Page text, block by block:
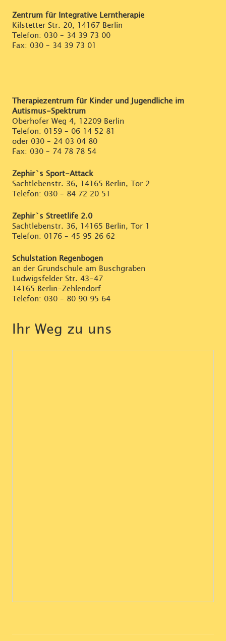
Zentrum für Integrative Lerntherapie
Kilstetter Str. 20, 14167 Berlin
Telefon: 030 – 34 39 73 00
Fax: 030 – 34 39 73 01
Therapiezentrum für Kinder und Jugendliche im
Autismus-Spektrum
Oberhofer Weg 4, 12209 Berlin
Telefon: 0159 – 06 14 52 81
oder 030 – 24 03 04 80
Fax: 030 – 74 78 78 54
Zephir`s Sport-Attack
Sachtlebenstr. 36, 14165 Berlin, Tor 2
Telefon: 030 – 84 72 20 51
Zephir`s Streetlife 2.0
Sachtlebenstr. 36, 14165 Berlin, Tor 1
Telefon: 0176 – 45 95 26 62
Schulstation Regenbogen
an der Grundschule am Buschgraben
Ludwigsfelder Str. 43-47
14165 Berlin-Zehlendorf
Telefon: 030 – 80 90 95 64
Ihr Weg zu uns